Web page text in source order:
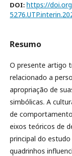
DOI: https://
Resumo
O presente artigo
relacionado a
apropriação de
simbólicas. A
de
eixos teóricos de
principal do
quadrinhos